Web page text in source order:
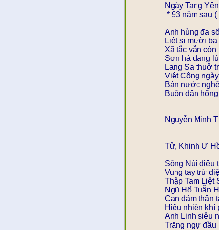
Ngày Tang
* 93 năm sau (
Anh hùng đa
Liệt sĩ mười
Xã tắc vẫn
Sơn hà đang
Lang Sa thuở
Việt Cộng
Bán nước
Buôn dân
Nguyễn Minh
Tử, Khinh Ư
Sông Núi điêu
Vung tay trừ
Thập Tam Liệt
Ngũ Hổ Tuẫn
Can đảm thân
Hiêu nhiên khí
Anh Linh siêu
Trăng ngự